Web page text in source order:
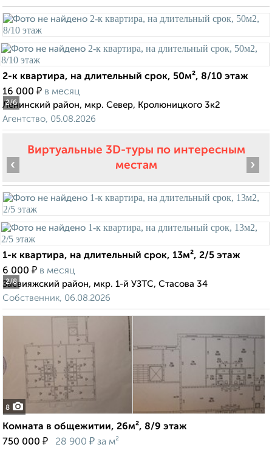
2/6
2-к квартира, на длительный срок, 50м², 8/10 этаж
16 000 ₽ в месяц
Ленинский район, мкр. Север, Кролюницкого 3к2
Агентство, 05.08.2026
Виртуальные 3D-туры по интересным
местам
2/8
‹ ›
1-к квартира, на длительный срок, 13м², 2/5 этаж
6 000 ₽ в месяц
Засвияжский район, мкр. 1-й УЗТС, Стасова 34
Собственник, 06.08.2026
8
Комната в общежитии, 26м², 8/9 этаж
750 000 ₽ 28 900 ₽ за м²